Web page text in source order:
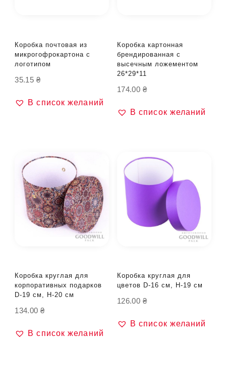
Коробка почтовая из
микрогофрокартона с
логотипом
35.15 ₴
В список желаний
Коробка картонная
брендированная с
высечным ложементом
26*29*11
174.00 ₴
В список желаний
Коробка круглая для
корпоративных подарков
D-19 см, H-20 см
134.00 ₴
В список желаний
Коробка круглая для
цветов D-16 см, H-19 см
126.00 ₴
В список желаний